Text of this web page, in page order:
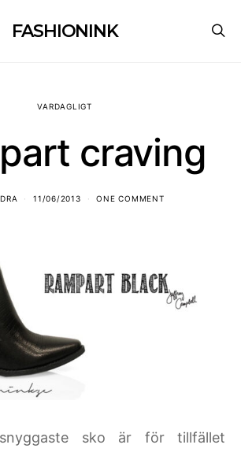
FASHIONINK
VARDAGLIGT
craving
11/06/2013 ONE COMMENT
snyggaste sko är för tillfället